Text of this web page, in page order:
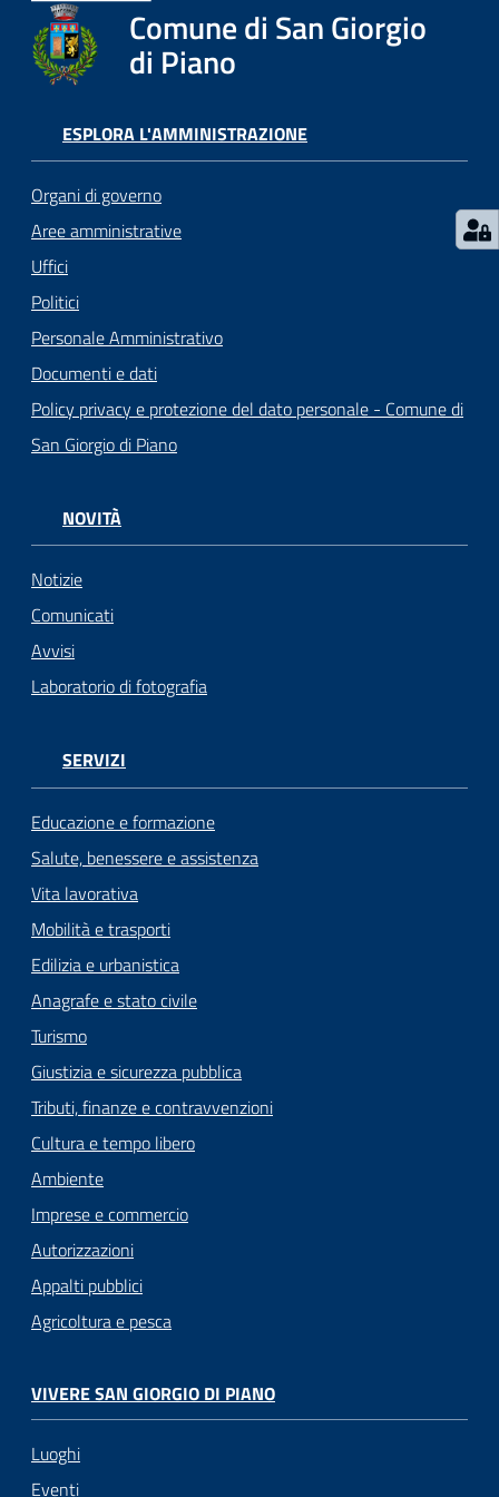
Comune di San Giorgio
di Piano
ESPLORA L'AMMINISTRAZIONE
Organi di governo
Aree amministrative
Uffici
Politici
Personale Amministrativo
Documenti e dati
Policy privacy e protezione del dato personale - Comune di
San Giorgio di Piano
NOVITÀ
Notizie
Comunicati
Avvisi
Laboratorio di fotografia
SERVIZI
Educazione e formazione
Salute, benessere e assistenza
Vita lavorativa
Mobilità e trasporti
Edilizia e urbanistica
Anagrafe e stato civile
Turismo
Giustizia e sicurezza pubblica
Tributi, finanze e contravvenzioni
Cultura e tempo libero
Ambiente
Imprese e commercio
Autorizzazioni
Appalti pubblici
Agricoltura e pesca
VIVERE SAN GIORGIO DI PIANO
Luoghi
Eventi